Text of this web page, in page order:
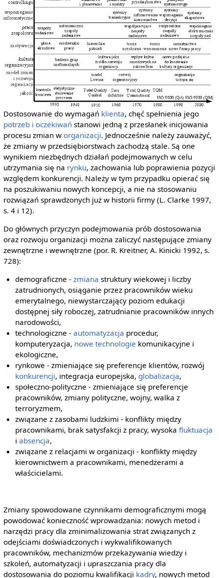
Dostosowanie do wymagań klienta, chęć spełnienia jego
potrzeb i oczekiwaństanowi jedną z przesłanek inicjowania
procesu zmian w organizacji. Jednocześnie należy zauważyć,
że zmiany w przedsiębiorstwach zachodzą stale. Są one
wynikiem niezbędnych działań podejmowanych w celu
utrzymania się na rynku, zachowania lub poprawienia pozycji
względem konkurencji. Należy w tym przypadku opierać się
na poszukiwaniu nowych koncepcji, a nie na stosowaniu
rozwiązań sprawdzonych już w historii firmy (L. Clarke 1997,
s. 4 i 12).
Do głównych przyczyn podejmowania prób dostosowania
oraz rozwoju organizacji można zaliczyć następujące zmiany
zewnętrzne i wewnętrzne (por. R. Kreitner, A. Kinicki 1992, s.
728):
demograficzne -zmiana struktury wiekowej i liczby
zatrudnionych, osiąganie przez pracowników wieku
emerytalnego, niewystarczający poziom edukacji
dostępnej siły roboczej, zatrudnianie pracowników innych
narodowości,
technologiczne -automatyzacja procedur,
komputeryzacja, nowe technologie komunikacyjne i
ekologiczne,
rynkowe - zmieniające się preferencje klientów, rozwój
konkurencji, integracja europejska, globalizacja,
społeczno-polityczne - zmieniające się preferencje
pracowników, zmiany polityczne, wojny, walka z
terroryzmem,
związane z zasobami ludzkimi - konflikty między
pracownikami, brak satysfakcji z pracy, wysokafluktuacja
iabsencja,
związane z relacjami w organizacji - konflikty między
kierownictwem a pracownikami, menedżerami a
właścicielami.
Zmiany spowodowane czynnikami demograficznymi mogą
powodować konieczność wprowadzania: nowych metod i
narzędzi pracy dla zminimalizowania strat związanych z
odejściami doświadczonych i wykwalifikowanych
pracowników, mechanizmów przekazywania wiedzy i
szkoleń, automatyzacji i upraszczania pracy dla
dostosowania do poziomu kwalifikacji kadry, nowych metod